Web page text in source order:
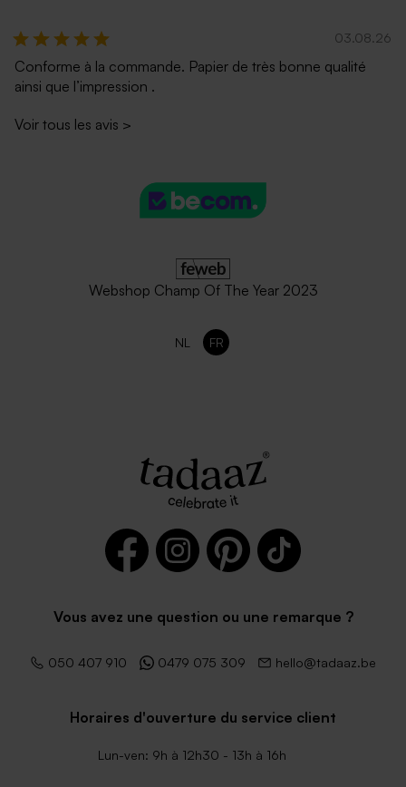
autocollante
03.08.26
Conforme à la commande. Papier de très bonne qualité
ainsi que l’impression .
Voir tous les avis >
Webshop Champ Of The Year 2023
NL FR
Vous avez une question ou une remarque ?
050 407 910 0479 075 309 hello@tadaaz.be
Horaires d'ouverture du service client
Lun-ven: 9h à 12h30 - 13h à 16h